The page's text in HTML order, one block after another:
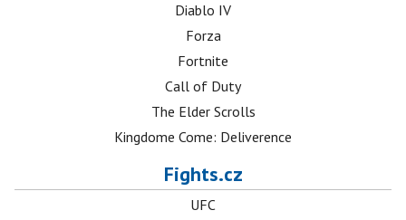
Diablo IV
Forza
Fortnite
Call of Duty
The Elder Scrolls
Kingdome Come: Deliverence
Fights.cz
UFC